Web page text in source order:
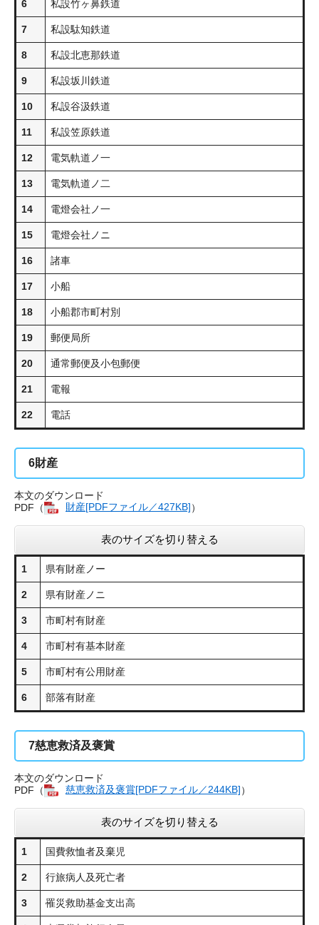
6 私設竹ヶ鼻鉄道
7 私設駄知鉄道
8 私設北恵那鉄道
9 私設坂川鉄道
10 私設谷汲鉄道
11 私設笠原鉄道
12 電気軌道ノ一
13 電気軌道ノ二
14 電燈会社ノ一
15 電燈会社ノニ
16 諸車
17 小船
18 小船郡市町村別
19 郵便局所
20 通常郵便及小包郵便
21 電報
22 電話
6財産
本文のダウンロード
PDF（
財産[PDFファイル／427KB]）
表のサイズを切り替える
1 県有財産ノー
2 県有財産ノニ
3 市町村有財産
4 市町村有基本財産
5 市町村有公用財産
6 部落有財産
7慈恵救済及褒賞
本文のダウンロード
PDF（
慈恵救済及褒賞[PDFファイル／244KB]）
表のサイズを切り替える
1 国費救恤者及棄児
2 行旅病人及死亡者
3 罹災救助基金支出高